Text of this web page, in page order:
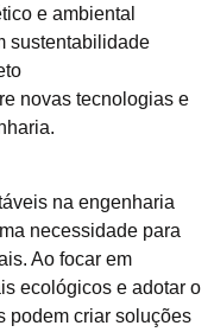
e ambiental
sustentabilidade
novas tecnologias e
na engenharia
necessidade para
Ao focar em
ecológicos e adotar o
podem criar soluções